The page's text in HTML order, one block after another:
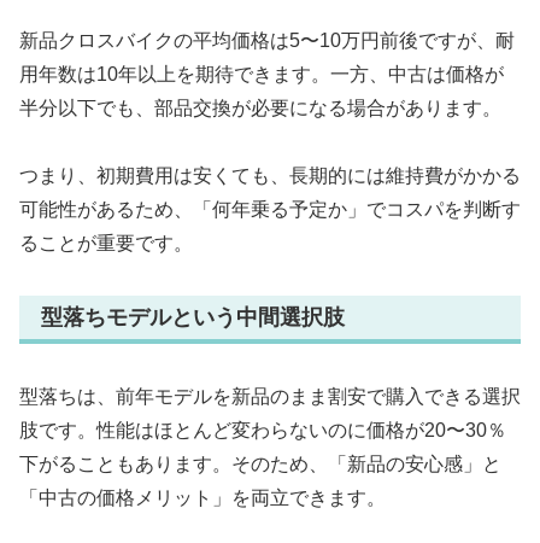
新品クロスバイクの平均価格は5〜10万円前後ですが、耐
用年数は10年以上を期待できます。一方、中古は価格が
半分以下でも、部品交換が必要になる場合があります。
つまり、初期費用は安くても、長期的には維持費がかかる
可能性があるため、「何年乗る予定か」でコスパを判断す
ることが重要です。
型落ちモデルという中間選択肢
型落ちは、前年モデルを新品のまま割安で購入できる選択
肢です。性能はほとんど変わらないのに価格が20〜30％
下がることもあります。そのため、「新品の安心感」と
「中古の価格メリット」を両立できます。